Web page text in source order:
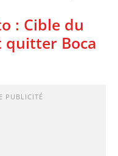
: Cible du
quitter Boca
PUBLICITÉ